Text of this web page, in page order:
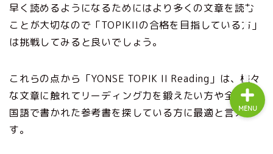
早く読めるようになるためにはより多くの文章を読む
ことが大切なので「TOPIKIIの合格を目指している方」
は挑戦してみると良いでしょう。
これらの点から「YONSE TOPIK II Reading」は、様々
な文章に触れてリーディング力を鍛えたい方や全て韓
国語で書かれた参考書を探している方に最適と言えま
す。
MENU
お問い合わせ